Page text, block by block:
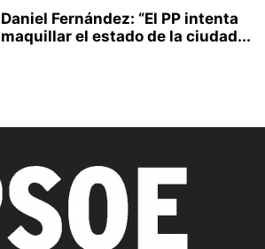
Daniel Fernández: “El PP intenta
maquillar el estado de la ciudad...